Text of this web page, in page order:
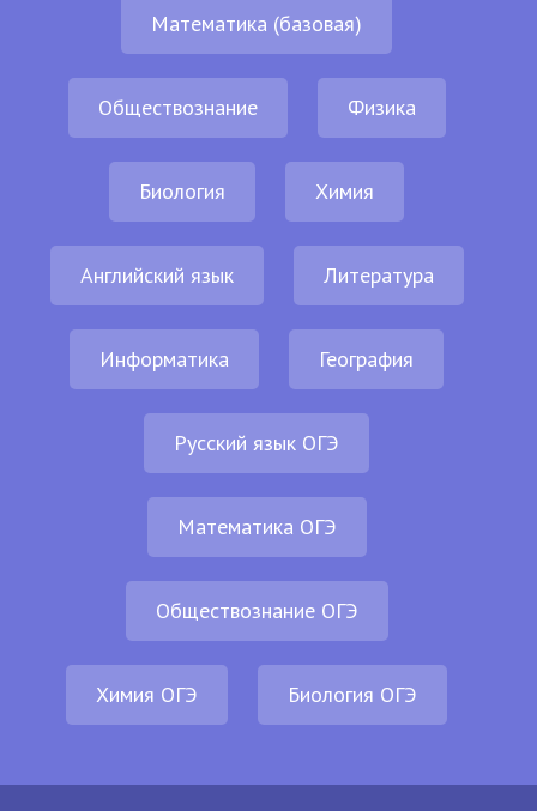
Математика (базовая)
Обществознание Физика
Биология Химия
Английский язык Литература
Информатика География
Русский язык ОГЭ
Математика ОГЭ
Обществознание ОГЭ
Химия ОГЭ Биология ОГЭ